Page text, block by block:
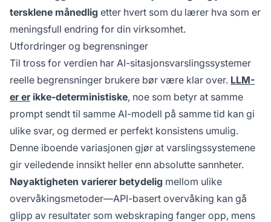
tersklene månedlig etter hvert som du lærer hva som er
meningsfull endring for din virksomhet.
Utfordringer og begrensninger
Til tross for verdien har AI-sitasjonsvarslingssystemer
reelle begrensninger brukere bør være klar over. LLM-
er erikke-deterministiske, noe som betyr at samme
prompt sendt til samme AI-modell på samme tid kan gi
ulike svar, og dermed er perfekt konsistens umulig.
Denne iboende variasjonen gjør at varslingssystemene
gir veiledende innsikt heller enn absolutte sannheter.
Nøyaktigheten varierer betydelig mellom ulike
overvåkingsmetoder—API-basert overvåking kan gå
glipp av resultater som webskraping fanger opp, mens